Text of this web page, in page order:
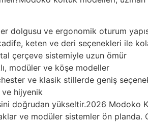
dolgusu ve ergonomik oturum
keten ve deri seçenekleri ile
çerçeve sistemiyle uzun ömür
modüler ve köşe modeller
ve klasik stillerde geniş
ve hijyenik
doğrudan yükseltir.2026 Modoko
ve modüler sistemler ön planda.